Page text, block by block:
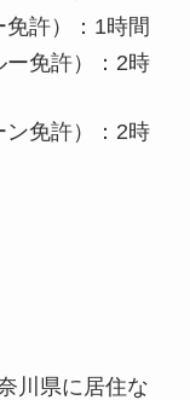
許）：1時間
免許）：2時
免許）：2時
川県に居住な